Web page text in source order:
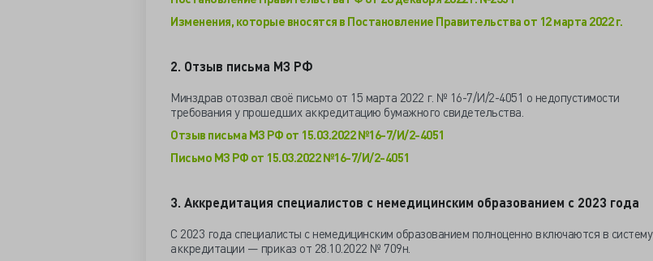
Изменения, которые вносятся в Постановление Правительства от 12 марта 2022 г.
2. Отзыв письма МЗ РФ
Минздрав отозвал своё письмо от 15 марта 2022 г. № 16-7/И/2-4051 о недопустимости
требования у прошедших аккредитацию бумажного свидетельства.
Отзыв письма МЗ РФ от 15.03.2022 №16-7/И/2-4051
Письмо МЗ РФ от 15.03.2022 №16-7/И/2-4051
3. Аккредитация специалистов с немедицинским образованием с 2023 года
С 2023 года специалисты с немедицинским образованием полноценно включаются в систему
аккредитации — приказ от 28.10.2022 № 709н.